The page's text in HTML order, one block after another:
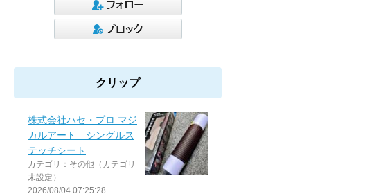
クリップ
株式会社ハセ・プロ マジ
カルアート シングルス
テッチシート
カテゴリ：その他（カテゴリ
未設定）
2026/08/04 07:25:28